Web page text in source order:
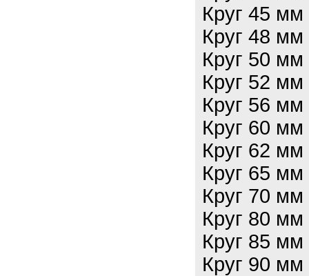
Круг 45
Круг 48
Круг 50
Круг 52
Круг 56
Круг 60
Круг 62
Круг 65
Круг 70
Круг 80
Круг 85
Круг 90